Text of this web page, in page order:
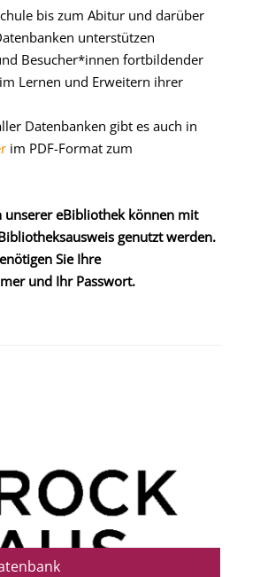
bis zum Abitur und darüber
unterstützen
Besucher*innen fortbildender
Lernen und Erweitern ihrer
Datenbanken gibt es auch in
im PDF-Format zum
unserer eBibliothek können mit
genutzt werden.
Sie Ihre
und Ihr Passwort.